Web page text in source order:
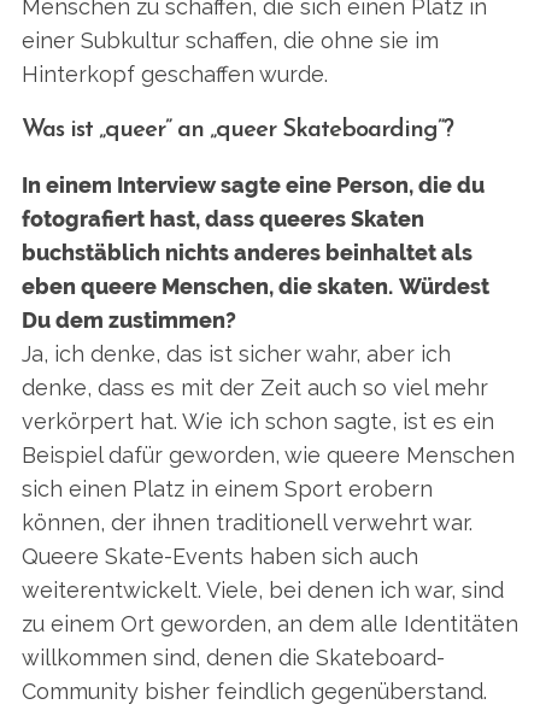
Menschen zu schaffen, die sich einen Platz in
einer Subkultur schaffen, die ohne sie im
Hinterkopf geschaffen wurde.
Was ist „queer” an „queer Skateboarding”?
In einem Interview sagte eine Person, die du
fotografiert hast, dass queeres Skaten
buchstäblich nichts anderes beinhaltet als
eben queere Menschen, die skaten. Würdest
Du dem zustimmen?
Ja, ich denke, das ist sicher wahr, aber ich
denke, dass es mit der Zeit auch so viel mehr
verkörpert hat. Wie ich schon sagte, ist es ein
Beispiel dafür geworden, wie queere Menschen
sich einen Platz in einem Sport erobern
können, der ihnen traditionell verwehrt war.
Queere Skate-Events haben sich auch
weiterentwickelt. Viele, bei denen ich war, sind
zu einem Ort geworden, an dem alle Identitäten
willkommen sind, denen die Skateboard-
Community bisher feindlich gegenüberstand.